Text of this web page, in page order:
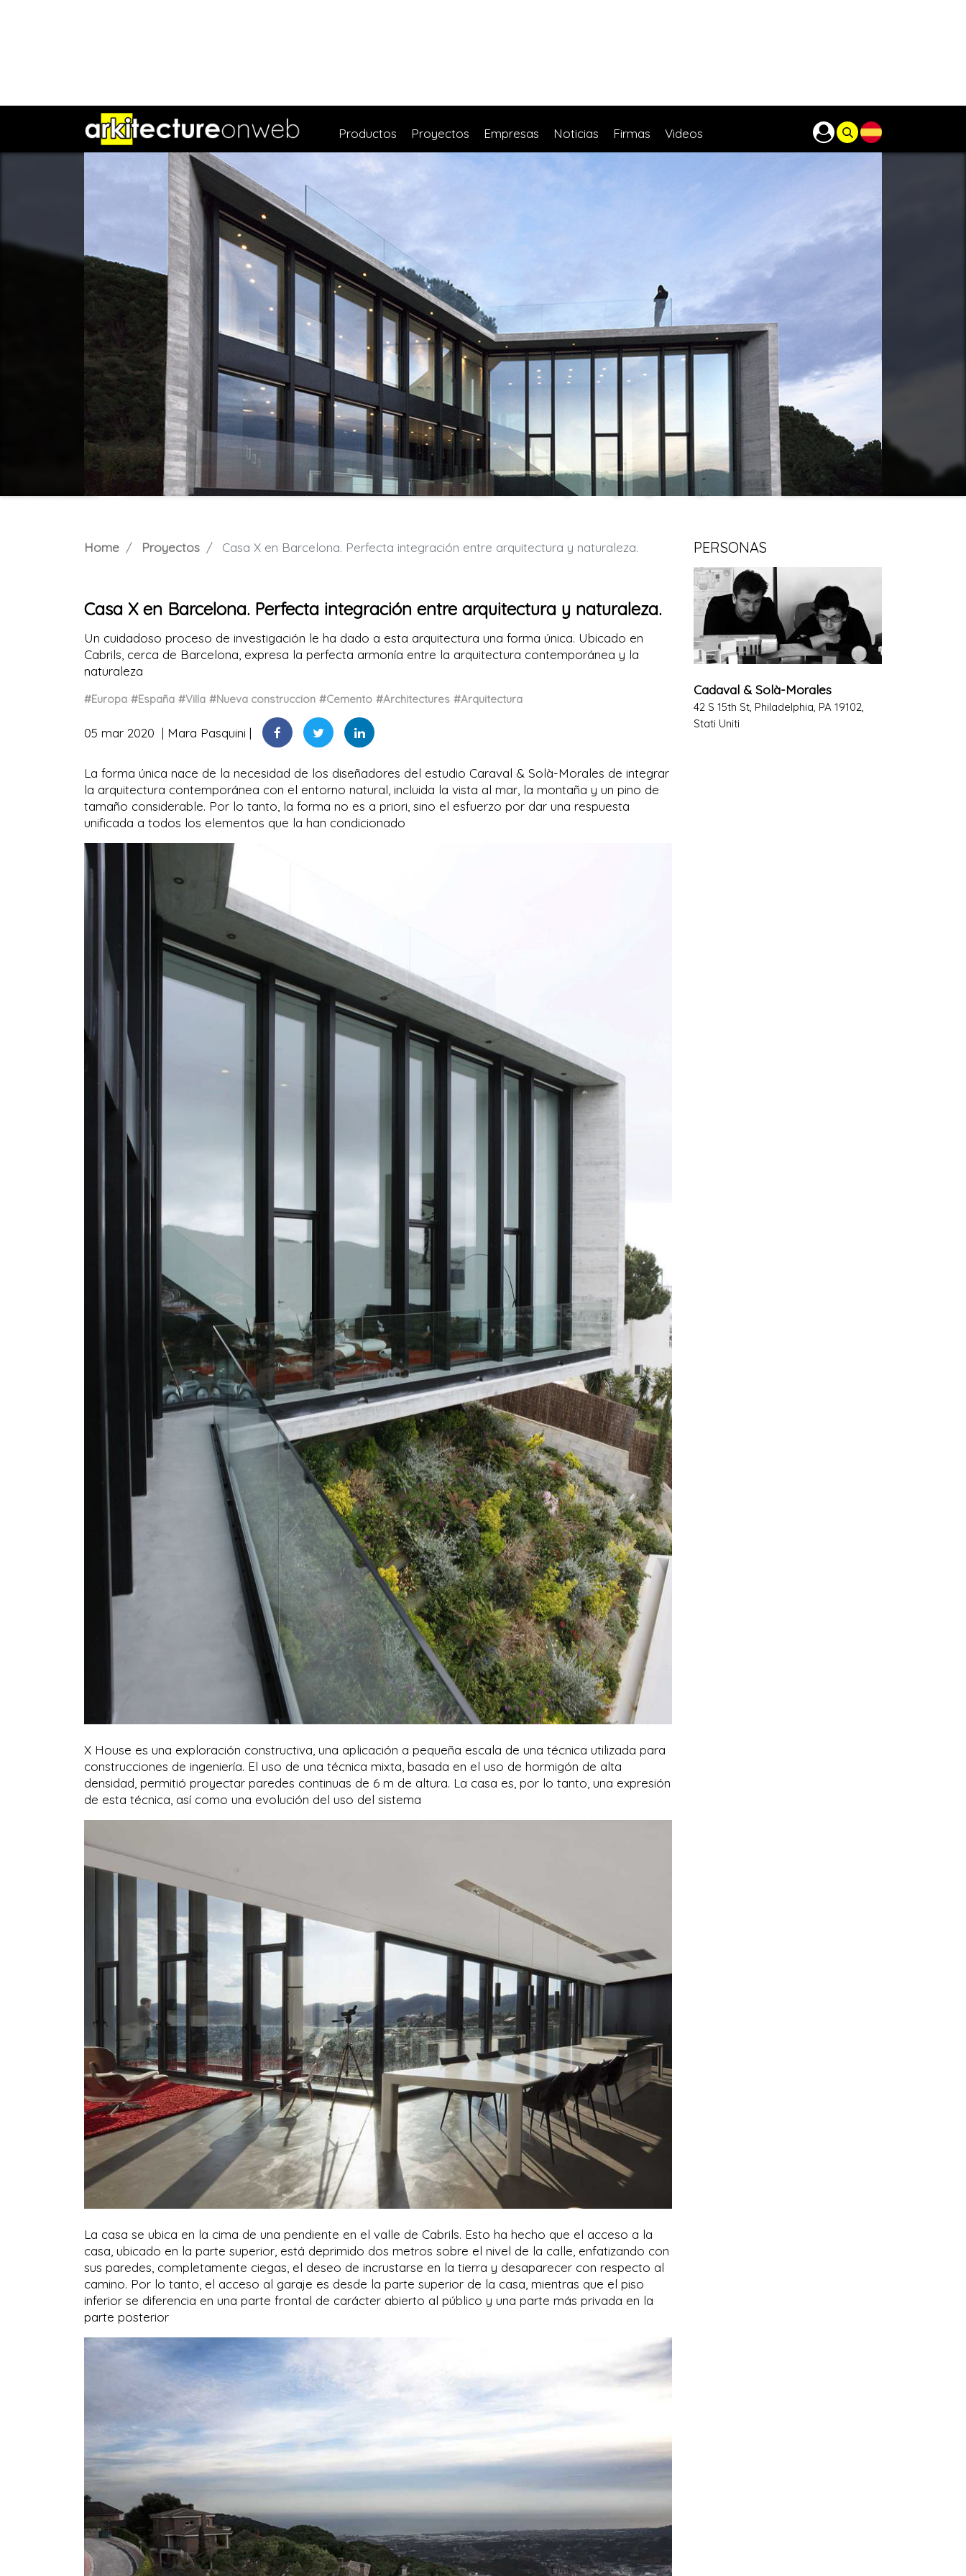
Productos Proyectos Empresas Noticias Firmas Videos
Home Proyectos Casa X en Barcelona. Perfecta integración entre arquitectura y naturaleza.
Casa X en Barcelona. Perfecta integración entre arquitectura y naturaleza.
Un cuidadoso proceso de investigación le ha dado a esta arquitectura una forma única. Ubicado en
Cabrils, cerca de Barcelona, expresa la perfecta armonía entre la arquitectura contemporánea y la
naturaleza
#Europa #España #Villa #Nueva construccion #Cemento #Architectures #Arquitectura
05 mar 2020 Mara Pasquini
La forma única nace de la necesidad de los diseñadores del estudio Caraval & Solà-Morales de integrar
la arquitectura contemporánea con el entorno natural, incluida la vista al mar, la montaña y un pino de
tamaño considerable. Por lo tanto, la forma no es a priori, sino el esfuerzo por dar una respuesta
unificada a todos los elementos que la han condicionado
X House es una exploración constructiva, una aplicación a pequeña escala de una técnica utilizada para
construcciones de ingeniería. El uso de una técnica mixta, basada en el uso de hormigón de alta
densidad, permitió proyectar paredes continuas de 6 m de altura. La casa es, por lo tanto, una expresión
de esta técnica, así como una evolución del uso del sistema
La casa se ubica en la cima de una pendiente en el valle de Cabrils. Esto ha hecho que el acceso a la
casa, ubicado en la parte superior, está deprimido dos metros sobre el nivel de la calle, enfatizando con
sus paredes, completamente ciegas, el deseo de incrustarse en la tierra y desaparecer con respecto al
camino. Por lo tanto, el acceso al garaje es desde la parte superior de la casa, mientras que el piso
inferior se diferencia en una parte frontal de carácter abierto al público y una parte más privada en la
parte posterior
PERSONAS
Cadaval & Solà-Morales
42 S 15th St, Philadelphia, PA 19102,
Stati Uniti